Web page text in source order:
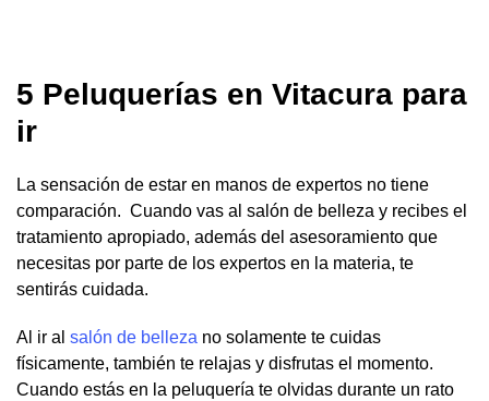
5 Peluquerías en Vitacura para
ir
La sensación de estar en manos de expertos no tiene
comparación. Cuando vas al salón de belleza y recibes el
tratamiento apropiado, además del asesoramiento que
necesitas por parte de los expertos en la materia, te
sentirás cuidada.
Al ir al salón de belleza no solamente te cuidas
físicamente, también te relajas y disfrutas el momento.
Cuando estás en la peluquería te olvidas durante un rato